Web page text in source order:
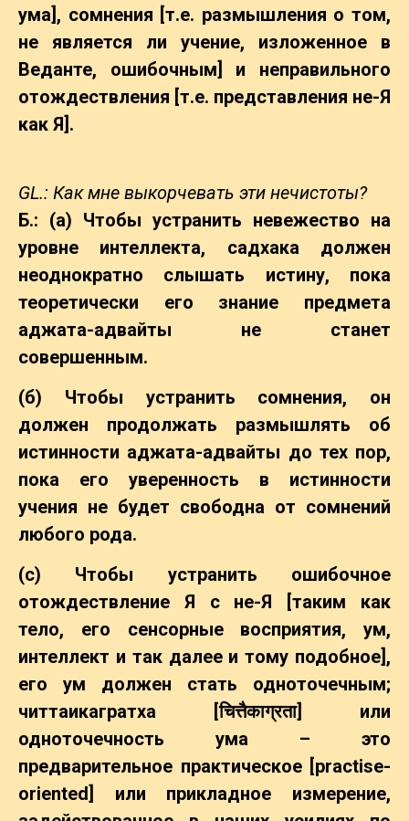
ума], сомнения [т.е. размышления о том,
не является ли учение, изложенное в
Веданте, ошибочным] и неправильного
отождествления [т.е. представления не-Я
как Я].
GL.: Как мне выкорчевать эти нечистоты?
Б.: (а) Чтобы устранить невежество на
уровне интеллекта, садхака должен
неоднократно слышать истину, пока
теоретически его знание предмета
аджата-адвайты не станет
совершенным.
(б) Чтобы устранить сомнения, он
должен продолжать размышлять об
истинности аджата-адвайты до тех пор,
пока его уверенность в истинности
учения не будет свободна от сомнений
любого рода.
(c) Чтобы устранить ошибочное
отождествление Я с не-Я [таким как
тело, его сенсорные восприятия, ум,
интеллект и так далее и тому подобное],
его ум должен стать одноточечным;
читтаикагратха [चित्तैकाग्रता] или
одноточечность ума – это
предварительное практическое [practise-
oriented] или прикладное измерение,